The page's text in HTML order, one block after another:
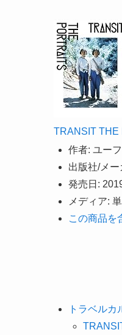
TRANSIT THE
作者: ユー
出版社/メー
発売日:
メディア:
この商品を
トラベル